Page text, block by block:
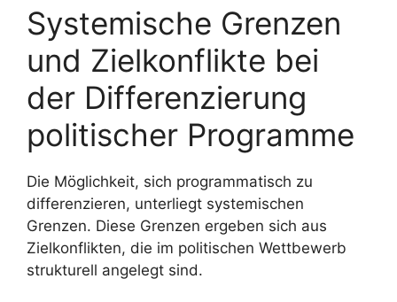
Systemische Grenzen
und Zielkonflikte bei
der Differenzierung
politischer Programme
Die Möglichkeit, sich programmatisch zu
differenzieren, unterliegt systemischen
Grenzen. Diese Grenzen ergeben sich aus
Zielkonflikten, die im politischen Wettbewerb
strukturell angelegt sind.